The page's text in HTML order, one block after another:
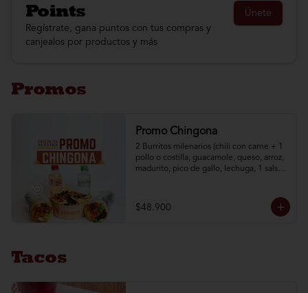
Points
Regístrate, gana puntos con tus compras y
canjealos por productos y más
Únete
Promos
Promo Chingona
2 Burritos milenarios (chili con carne + 1
pollo o costilla, guacamole, queso, arroz,
madurito, pico de gallo, lechuga, 1 salsa a
$48.900
Tacos